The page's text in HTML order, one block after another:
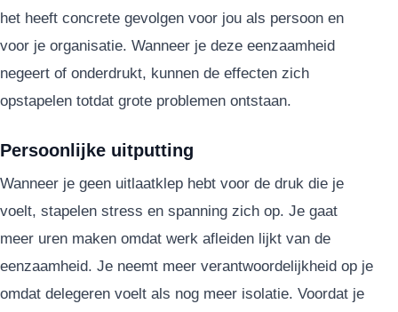
het heeft concrete gevolgen voor jou als persoon en
voor je organisatie. Wanneer je deze eenzaamheid
negeert of onderdrukt, kunnen de effecten zich
opstapelen totdat grote problemen ontstaan.
Persoonlijke uitputting
Wanneer je geen uitlaatklep hebt voor de druk die je
voelt, stapelen stress en spanning zich op. Je gaat
meer uren maken omdat werk afleiden lijkt van de
eenzaamheid. Je neemt meer verantwoordelijkheid op je
omdat delegeren voelt als nog meer isolatie. Voordat je